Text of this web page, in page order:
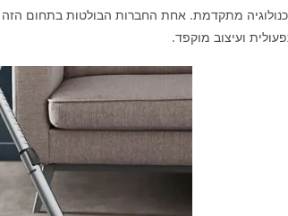
מתקדמת. אחת החברות הבולטות בתחום
ועיצוב מוקפד.